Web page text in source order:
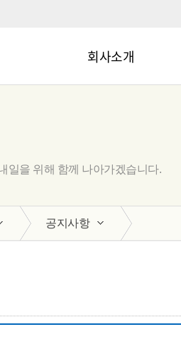
회사소개
일을 위해 함께 나아가겠습니다.
공지사항